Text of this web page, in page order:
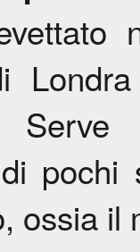
ossia il